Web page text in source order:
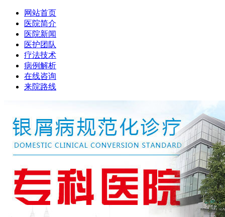
网站首页
医院简介
医院新闻
医护团队
疗法技术
病例解析
在线咨询
来院路线